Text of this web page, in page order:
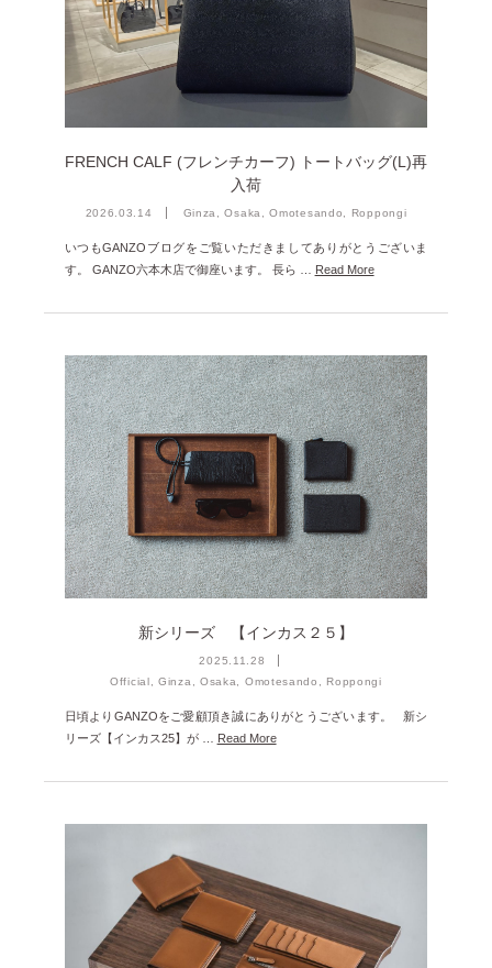
雑誌掲載
イベント
2026年1月 [2]
2025年12月 [2]
2025年9月 [8]
2025年8月 [5]
2025年6月 [3]
2025年3月 [1]
2025年2月 [5]
2025年1月 [1]
2024年12月 [2]
2024年11月 [5]
2024年10月 [5]
2024年8月 [2]
2024年7月 [6]
2024年6月 [4]
2024年1月 [1]
2023年12月 [7]
FRENCH CALF (フレンチカーフ) トートバッグ(L)再
入荷
2026.03.14 Ginza, Osaka, Omotesando, Roppongi
いつもGANZOブログをご覧いただきましてありがとうございま
す。 GANZO六本木店で御座います。 長ら …
Read More
新シリーズ 【インカス２５】
2025.11.28
Official, Ginza, Osaka, Omotesando, Roppongi
日頃よりGANZOをご愛顧頂き誠にありがとうございます。 新シ
リーズ【インカス25】が …
Read More